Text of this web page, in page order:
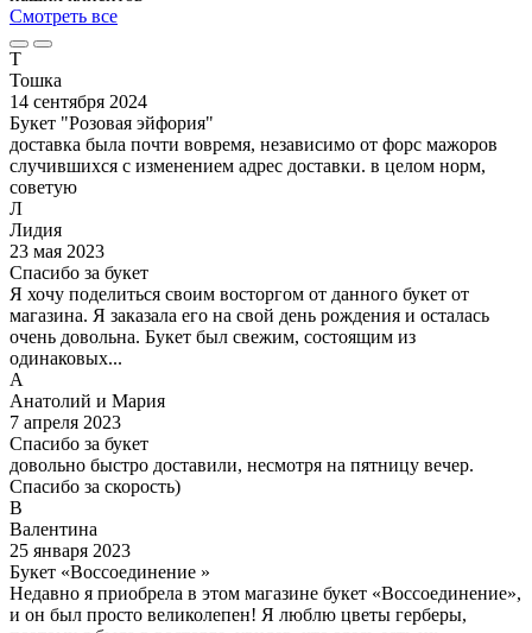
Смотреть все
Т
Тошка
14 сентября 2024
Букет "Розовая эйфория"
доставка была почти вовремя, независимо от форс мажоров
случившихся с изменением адрес доставки. в целом норм,
советую
Л
Лидия
23 мая 2023
Спасибо за букет
Я хочу поделиться своим восторгом от данного букет от
магазина. Я заказала его на свой день рождения и осталась
очень довольна. Букет был свежим, состоящим из
одинаковых...
А
Анатолий и Мария
7 апреля 2023
Спасибо за букет
довольно быстро доставили, несмотря на пятницу вечер.
Спасибо за скорость)
В
Валентина
25 января 2023
Букет «Воссоединение »
Недавно я приобрела в этом магазине букет «Воссоединение»,
и он был просто великолепен! Я люблю цветы герберы,